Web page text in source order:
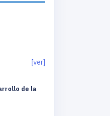
[ver]
de la